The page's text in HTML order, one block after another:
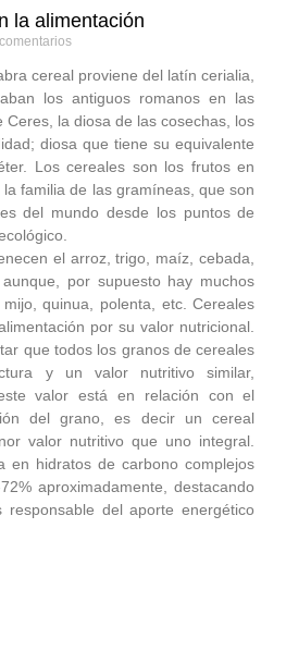
la alimentación
cereal proviene del latín cerialia,
los antiguos romanos en las
Ceres, la diosa de las cosechas, los
diosa que tiene su equivalente
Los cereales son los frutos en
familia de las gramíneas, que son
del mundo desde los puntos de
el arroz, trigo, maíz, cebada,
por supuesto hay muchos
quinua, polenta, etc. Cereales
por su valor nutricional.
que todos los granos de cereales
y un valor nutritivo similar,
valor está en relación con el
del grano, es decir un cereal
valor nutritivo que uno integral.
en hidratos de carbono complejos
aproximadamente, destacando
del aporte energético